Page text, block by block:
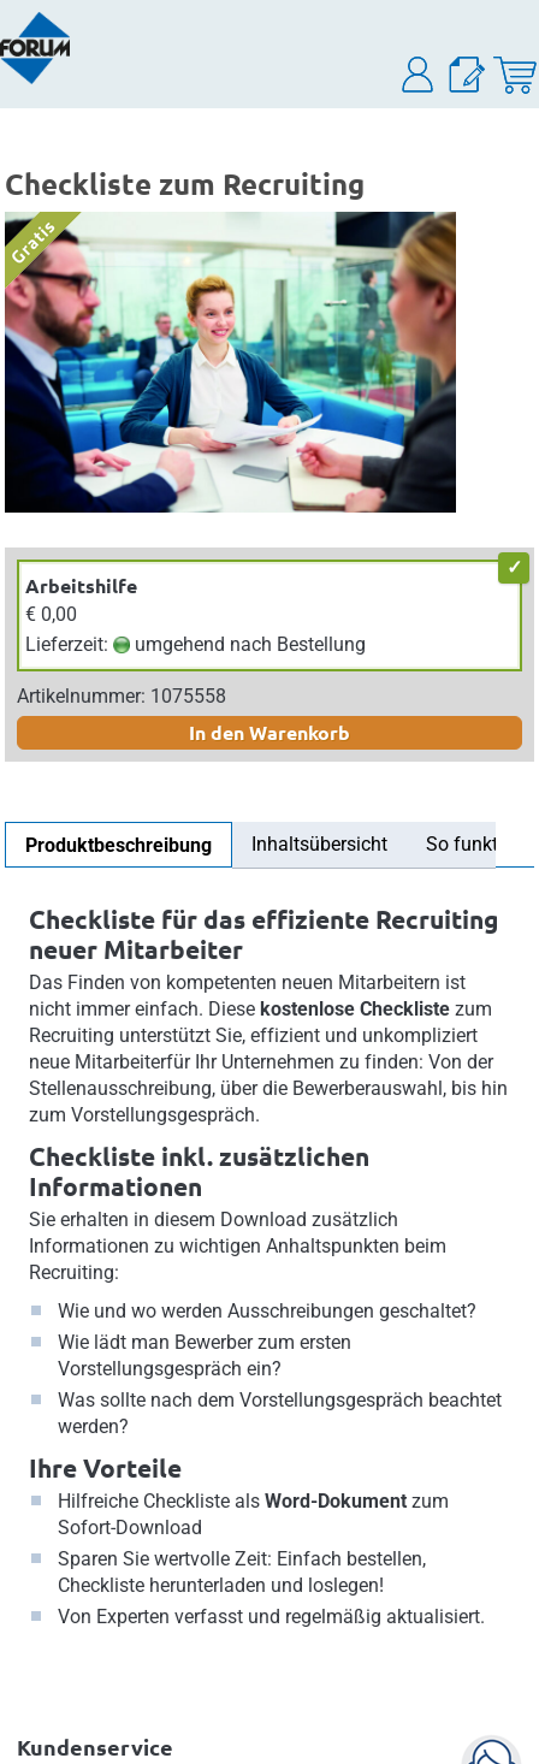
Checkliste zum Recruiting
Arbeitshilfe
€ 0,00
Lieferzeit:
umgehend nach Bestellung
Artikelnummer: 1075558
In den Warenkorb
Produktbeschreibung Inhaltsübersicht So
Checkliste für das effiziente Recruiting
neuer Mitarbeiter
Das Finden von kompetenten neuen Mitarbeitern ist
nicht immer einfach. Diese kostenlose Checklistezum
Recruiting unterstützt Sie, effizient und unkompliziert
neue Mitarbeiterfür Ihr Unternehmen zu finden: Von der
Stellenausschreibung, über die Bewerberauswahl, bis hin
zum Vorstellungsgespräch.
Checkliste inkl. zusätzlichen
Informationen
Sie erhalten in diesem Download zusätzlich
Informationen zu wichtigen Anhaltspunkten beim
Recruiting:
Wie und wo werden Ausschreibungen geschaltet?
Wie lädt man Bewerber zum ersten
Vorstellungsgespräch ein?
Was sollte nach dem Vorstellungsgespräch beachtet
werden?
Ihre Vorteile
Hilfreiche Checkliste als Word-Dokumentzum
Sofort-Download
Sparen Sie wertvolle Zeit: Einfach bestellen,
Checkliste herunterladen und loslegen!
Von Experten verfasst und regelmäßig aktualisiert.
Kundenservice